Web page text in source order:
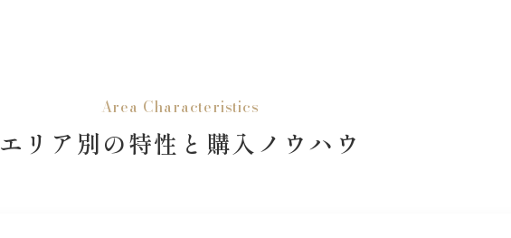
Area Characteristics
エリア別の特性と購入ノウハウ